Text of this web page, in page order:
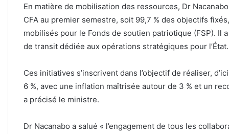
‎En matière de mobilisation des ressources, Dr
CFA au premier semestre, soit 99,7 % des objectifs
mobilisés pour le Fonds de soutien patriotique (FSP). Il
de transit dédiée aux opérations stratégiques pour l’État.
‎Ces initiatives s’inscrivent dans l’objectif de réaliser,
6 %, avec une inflation maîtrisée autour de 3 % et un
a précisé le ministre.
‎Dr Nacanabo a salué « l’engagement de tous les